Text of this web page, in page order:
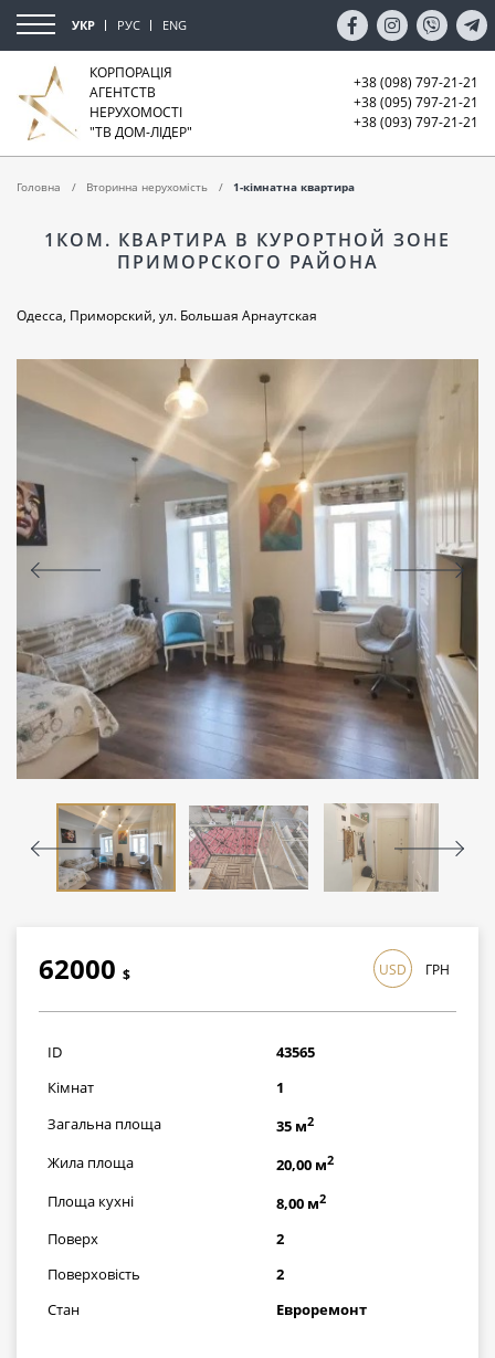
УКР РУС ENG
КОРПОРАЦІЯ
АГЕНТСТВ
НЕРУХОМОСТІ
"ТВ ДОМ-ЛІДЕР"
+38 (098) 797-21-21
+38 (095) 797-21-21
+38 (093) 797-21-21
Головна Вторинна нерухомість 1-кімнатна квартира
1КОМ. КВАРТИРА В КУРОРТНОЙ ЗОНЕ
ПРИМОРСКОГО РАЙОНА
Одесса, Приморский, ул. Большая Арнаутская
62000 $
1798000грн
USD ГРН
ID
43565
Кімнат
1
Загальна площа
35 м2
Жила площа 20,00 м2
Площа кухні 8,00 м2
Поверх
2
Поверховість
2
Стан
Евроремонт